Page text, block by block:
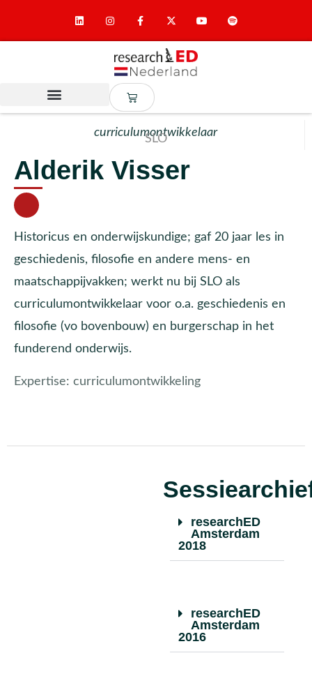
curriculumontwikkelaar
SLO
Alderik Visser
Historicus en onderwijskundige; gaf 20 jaar les in
geschiedenis, filosofie en andere mens- en
maatschappijvakken; werkt nu bij SLO als
curriculumontwikkelaar voor o.a. geschiedenis en
filosofie (vo bovenbouw) en burgerschap in het
funderend onderwijs.
Expertise: curriculumontwikkeling
researchED
Amsterdam
2018
researchED
Amsterdam
2016